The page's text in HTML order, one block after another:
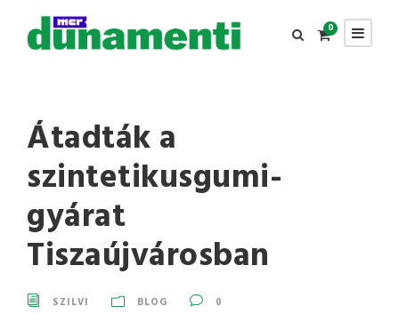
0
Átadták a
szintetikusgumi-
gyárat
Tiszaújvárosban
SZILVI BLOG 0